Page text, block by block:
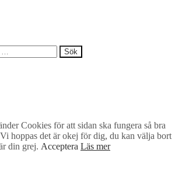
Sök
Cookies för att sidan ska fungera så bra
hoppas det är okej för dig, du kan välja bort
din grej. Acceptera Läs mer